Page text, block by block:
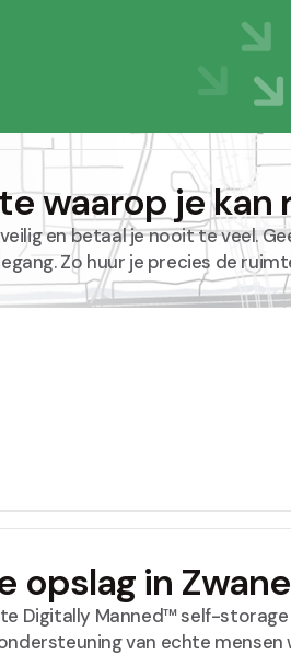
waarop je kan
en betaal je nooit te veel.
Zo huur je precies de
opslag in
Digitally Manned™ self-
van echte